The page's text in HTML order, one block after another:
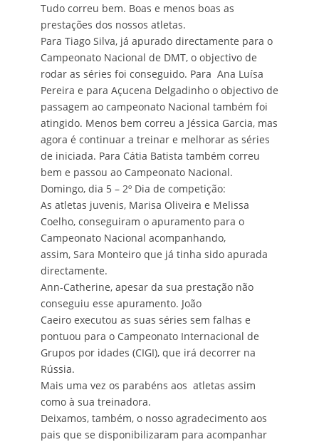
Tudo correu bem. Boas e menos boas as
prestações dos nossos atletas.
Para Tiago Silva, já apurado directamente para o
Campeonato Nacional de DMT, o objectivo de
rodar as séries foi conseguido. Para Ana Luísa
Pereira e para Açucena Delgadinho o objectivo de
passagem ao campeonato Nacional também foi
atingido. Menos bem correu a Jéssica Garcia, mas
agora é continuar a treinar e melhorar as séries
de iniciada. Para Cátia Batista também correu
bem e passou ao Campeonato Nacional.
Domingo, dia 5 – 2º Dia de competição:
As atletas juvenis, Marisa Oliveira e Melissa
Coelho, conseguiram o apuramento para o
Campeonato Nacional acompanhando,
assim, Sara Monteiro que já tinha sido apurada
directamente.
Ann-Catherine, apesar da sua prestação não
conseguiu esse apuramento. João
Caeiro executou as suas séries sem falhas e
pontuou para o Campeonato Internacional de
Grupos por idades (CIGI), que irá decorrer na
Rússia.
Mais uma vez os parabéns aos atletas assim
como à sua treinadora.
Deixamos, também, o nosso agradecimento aos
pais que se disponibilizaram para acompanhar